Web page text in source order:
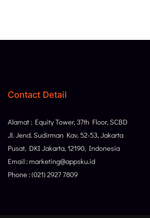
Contact Detail
Alamat : Equity Tower, 37th Floor, SCBD
Jl. Jend. Sudirman Kav. 52-53, Jakarta
Pusat, DKI Jakarta, 12190, Indonesia
Email : marketing@appsku.id
Phone : (021) 2927 7809